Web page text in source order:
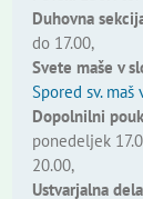
Duhovna
do 17.00,
Svete maše v
Spored sv.
Dopolnilni
ponedeljek
20.00,
Ustvarjalna